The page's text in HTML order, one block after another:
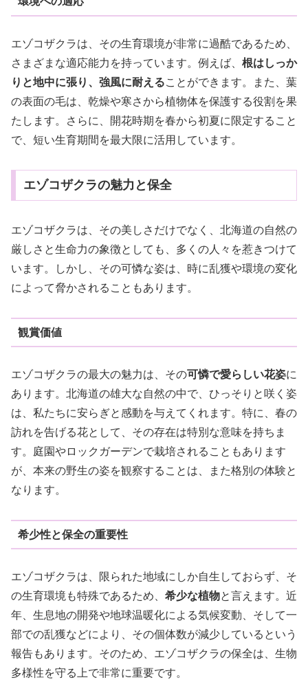
エゾコザクラは、その生育環境が非常に過酷であるため、
さまざまな適応能力を持っています。例えば、 根はしっか
りと地中に張り、強風に耐えることができます。また、葉
の表面の毛は、乾燥や寒さから植物体を保護する役割を果
たします。さらに、開花時期を春から初夏に限定すること
で、短い生育期間を最大限に活用しています。
エゾコザクラの魅力と保全
エゾコザクラは、その美しさだけでなく、北海道の自然の
厳しさと生命力の象徴としても、多くの人々を惹きつけて
います。しかし、その可憐な姿は、時に乱獲や環境の変化
によって脅かされることもあります。
観賞価値
エゾコザクラの最大の魅力は、その可憐で愛らしい花姿に
あります。北海道の雄大な自然の中で、ひっそりと咲く姿
は、私たちに安らぎと感動を与えてくれます。特に、春の
訪れを告げる花として、その存在は特別な意味を持ちま
す。庭園やロックガーデンで栽培されることもあります
が、本来の野生の姿を観察することは、また格別の体験と
なります。
希少性と保全の重要性
エゾコザクラは、限られた地域にしか自生しておらず、そ
の生育環境も特殊であるため、 希少な植物と言えます。近
年、生息地の開発や地球温暖化による気候変動、そして一
部での乱獲などにより、その個体数が減少しているという
報告もあります。そのため、エゾコザクラの保全は、生物
多様性を守る上で非常に重要です。